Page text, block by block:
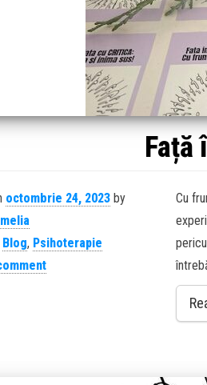
Față
octombrie 24, 2023 by
Blog, Psihoterapie
Cu